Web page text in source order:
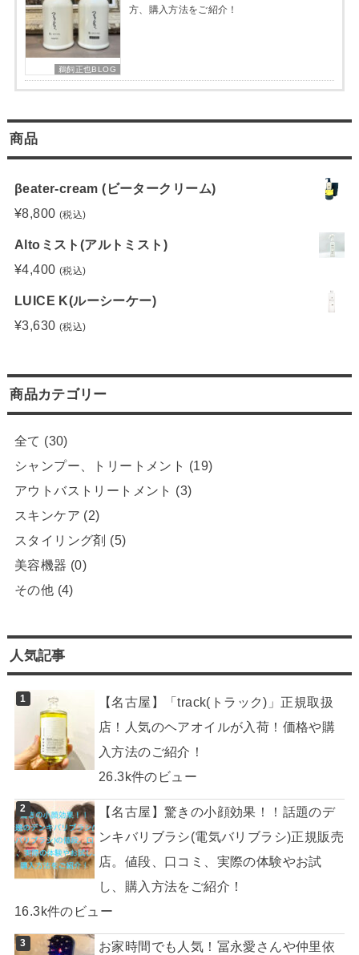
鵜飼正也BLOG
方、購入方法をご紹介！
商品
βeater-cream (ビータークリーム)
¥8,800 (税込)
Altoミスト(アルトミスト)
¥4,400 (税込)
LUICE K(ルーシーケー)
¥3,630 (税込)
商品カテゴリー
全て (30)
シャンプー、トリートメント (19)
アウトバストリートメント (3)
スキンケア (2)
スタイリング剤 (5)
美容機器 (0)
その他 (4)
人気記事
【名古屋】「track(トラック)」正規取扱
店！人気のヘアオイルが入荷！価格や購
入方法のご紹介！
26.3k件のビュー
【名古屋】驚きの小顔効果！！話題のデ
ンキバリブラシ(電気バリブラシ)正規販売
店。値段、口コミ、実際の体験やお試
し、購入方法をご紹介！
16.3k件のビュー
お家時間でも人気！冨永愛さんや仲里依